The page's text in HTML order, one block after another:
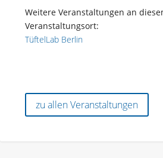
Weitere Veranstaltungen an
Veranstaltungsort:
TüftelLab Berlin
zu allen Veranstaltungen